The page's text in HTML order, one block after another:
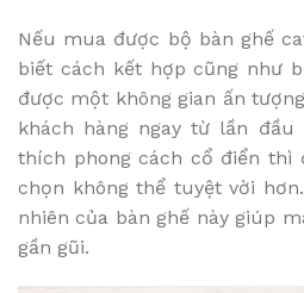
Nếu mua được bộ bàn ghế
biết cách kết hợp cũng như
được một không gian ấn
khách hàng ngay từ lần đầu
thích phong cách cổ điển thì
chọn không thể tuyệt vời
nhiên của bàn ghế này giúp
gần gũi.